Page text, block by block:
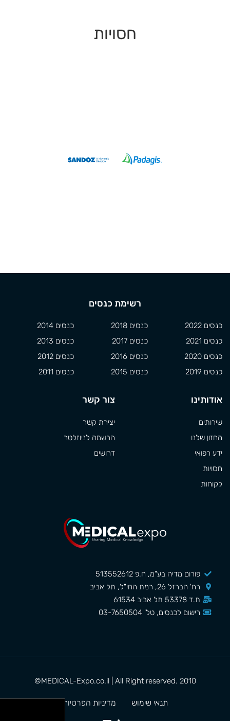
חסויות
פורום מדיה בע"מ, ח.פ 513552612
רח' הברזל 26, רמת החי"ל, תל אביב
ת.ד 53378 תל אביב 61534
רישום לכנסים, טל' 03-7650504
רשימת כנסים
כנסים 2022
כנסים 2021
כנסים 2020
כנסים 2019
כנסים 2018
כנסים 2017
כנסים 2016
כנסים 2015
כנסים 2014
כנסים 2013
כנסים 2012
כנסים 2011
אודותינו
שירותים
החזון שלנו
ידע רפואי
חסויות
לקוחות
צור קשר
יצירת קשר
הרשמה לניוזלטר
דרושים
MEDICAL-Expo.co.il | All Right reserved. 2010©
תנאי שימוש מדיניות הפרטיות